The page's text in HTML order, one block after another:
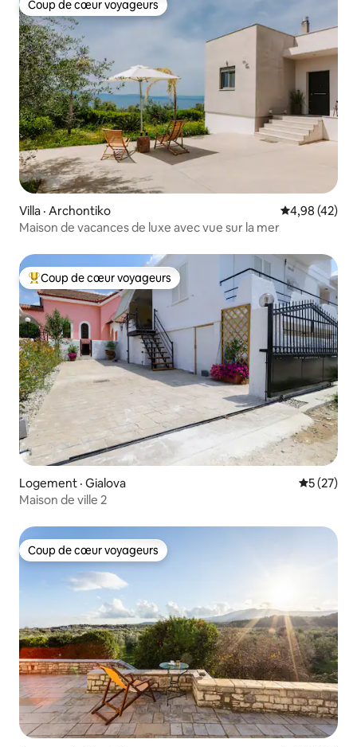
Coup de cœur voyageurs
Coup de cœur voyageurs
Villa · Archontiko Note
4,98 (42)
Maison de vacances de luxe avec vue sur la mer
Coup de cœur voyageurs parmi les plus aimés
Coup de cœur voyageurs
Logement · Gialova Note
5 (27)
Maison de ville 2
Coup de cœur voyageurs
Coup de cœur voyageurs